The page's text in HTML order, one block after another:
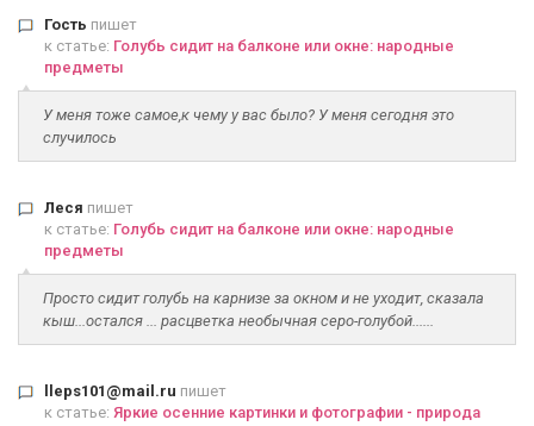
Гость пишет
к статье: Голубь сидит на балконе или окне: народные
предметы
У меня тоже самое,к чему у вас было? У меня сегодня это
случилось
Леся пишет
к статье: Голубь сидит на балконе или окне: народные
предметы
Просто сидит голубь на карнизе за окном и не уходит, сказала
кыш...остался ... расцветка необычная серо-голубой......
lleps101@mail.ru пишет
к статье: Яркие осенние картинки и фотографии - природа